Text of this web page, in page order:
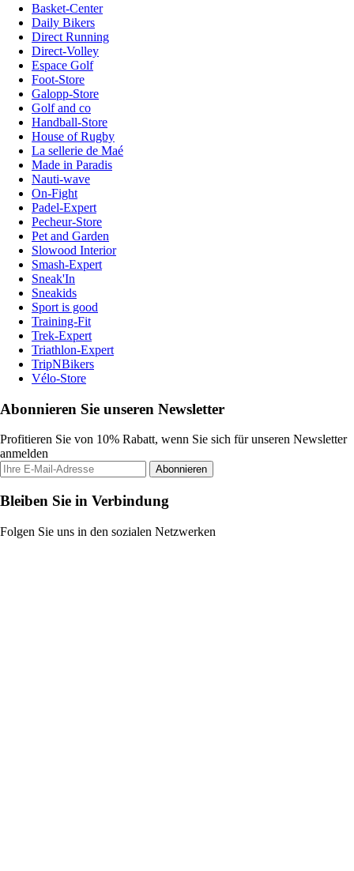
Basket-Center
Daily Bikers
Direct Running
Direct-Volley
Espace Golf
Foot-Store
Galopp-Store
Golf and co
Handball-Store
House of Rugby
La sellerie de Maé
Made in Paradis
Nauti-wave
On-Fight
Padel-Expert
Pecheur-Store
Pet and Garden
Slowood Interior
Smash-Expert
Sneak'In
Sneakids
Sport is good
Training-Fit
Trek-Expert
Triathlon-Expert
TripNBikers
Vélo-Store
Abonnieren Sie unseren Newsletter
Profitieren Sie von 10% Rabatt, wenn Sie sich für unseren Newsletter
anmelden
Abonnieren
Bleiben Sie in Verbindung
Folgen Sie uns in den sozialen Netzwerken